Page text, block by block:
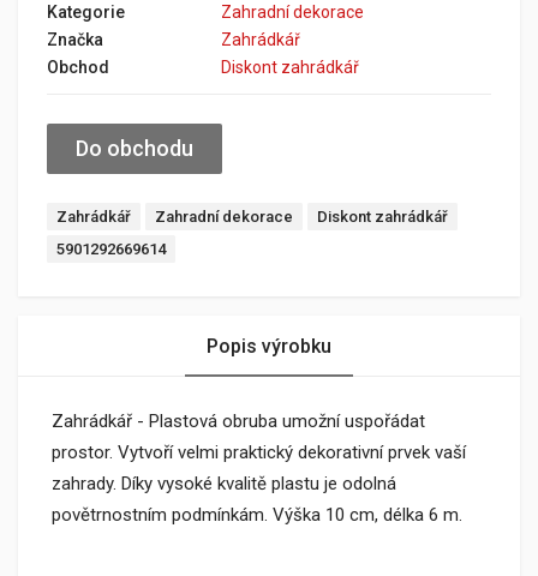
Kategorie
Zahradní dekorace
Značka
Zahrádkář
Obchod
Diskont zahrádkář
Do obchodu
Zahrádkář Zahradní dekorace
Diskont zahrádkář
5901292669614
Popis výrobku
Zahrádkář - Plastová obruba umožní uspořádat
prostor. Vytvoří velmi praktický dekorativní prvek vaší
zahrady. Díky vysoké kvalitě plastu je odolná
povětrnostním podmínkám. Výška 10 cm, délka 6 m.